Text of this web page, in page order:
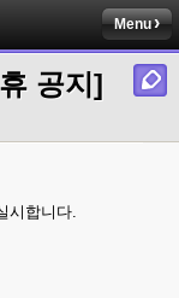
Menu
공지]
시합니다.